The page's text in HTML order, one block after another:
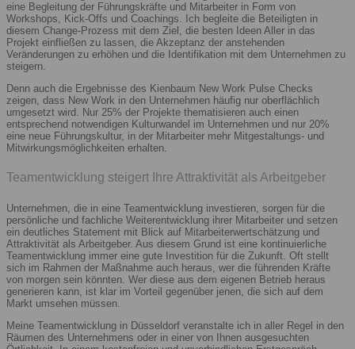
eine Begleitung der Führungskräfte und Mitarbeiter in Form von
Workshops, Kick-Offs und Coachings. Ich begleite die Beteiligten in
diesem Change-Prozess mit dem Ziel, die besten Ideen Aller in das
Projekt einfließen zu lassen, die Akzeptanz der anstehenden
Veränderungen zu erhöhen und die Identifikation mit dem Unternehmen zu
steigern.
Denn auch die Ergebnisse des Kienbaum New Work Pulse Checks
zeigen, dass New Work in den Unternehmen häufig nur oberflächlich
umgesetzt wird. Nur 25% der Projekte thematisieren auch einen
entsprechend notwendigen Kulturwandel im Unternehmen und nur 20%
eine neue Führungskultur, in der Mitarbeiter mehr Mitgestaltungs- und
Mitwirkungsmöglichkeiten erhalten.
Teamentwicklung steigert Ihre Attraktivität als Arbeitgeber
Unternehmen, die in eine Teamentwicklung investieren, sorgen für die
persönliche und fachliche Weiterentwicklung ihrer Mitarbeiter und setzen
ein deutliches Statement mit Blick auf Mitarbeiterwertschätzung und
Attraktivität als Arbeitgeber. Aus diesem Grund ist eine kontinuierliche
Teamentwicklung immer eine gute Investition für die Zukunft. Oft stellt
sich im Rahmen der Maßnahme auch heraus, wer die führenden Kräfte
von morgen sein könnten. Wer diese aus dem eigenen Betrieb heraus
generieren kann, ist klar im Vorteil gegenüber jenen, die sich auf dem
Markt umsehen müssen.
Meine Teamentwicklung in Düsseldorf veranstalte ich in aller Regel in den
Räumen des Unternehmens oder in einer von Ihnen ausgesuchten